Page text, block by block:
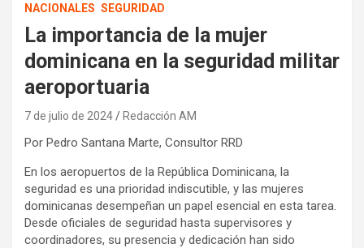
NACIONALES SEGURIDAD
La importancia de la mujer
dominicana en la seguridad militar
aeroportuaria
7 de julio de 2024 Redacción AM
Por Pedro Santana Marte, Consultor RRD
En los aeropuertos de la República Dominicana, la
seguridad es una prioridad indiscutible, y las mujeres
dominicanas desempeñan un papel esencial en esta tarea.
Desde oficiales de seguridad hasta supervisores y
coordinadores, su presencia y dedicación han sido